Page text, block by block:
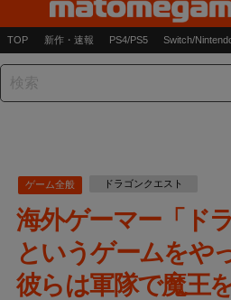
TOP 新作・速報 PS4/PS5 Switch/
ゲーム全般 ドラゴンクエスト
海外ゲーマー「ド
というゲームをや
彼らは軍隊で魔王